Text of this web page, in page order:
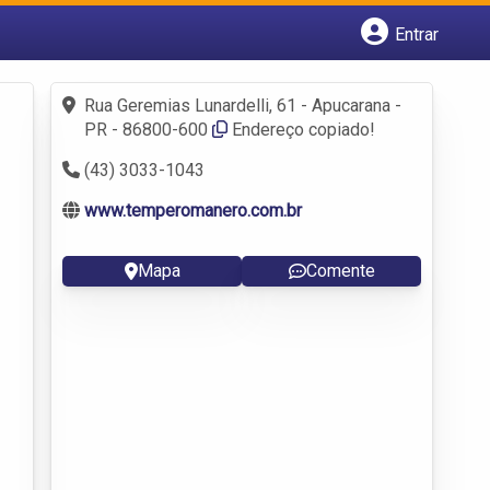
Entrar
Fazer login
Criar conta
Rua Geremias Lunardelli, 61 - Apucarana -
PR - 86800-600
Endereço copiado!
(43) 3033-1043
www.temperomanero.com.br
Mapa Comente